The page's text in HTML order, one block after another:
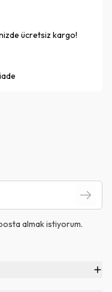
ücretsiz kargo!
almak istiyorum.